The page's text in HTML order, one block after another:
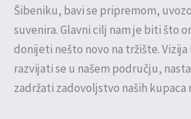
Šibeniku, bavi se pripremom,
suvenira. Glavni cilj nam je biti što
donijeti nešto novo na tržište.
razvijati se u našem području,
zadržati zadovoljstvo naših kupaca